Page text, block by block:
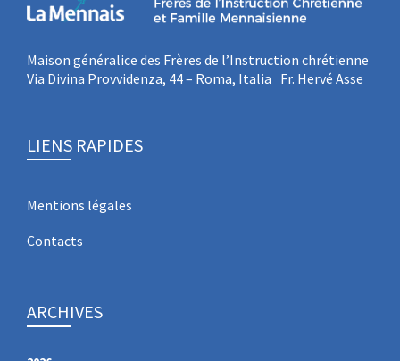
Maison généralice des Frères de l’Instruction chrétienne
Via Divina Provvidenza, 44 – Roma, Italia Fr. Hervé Asse
LIENS RAPIDES
Mentions légales
Contacts
ARCHIVES